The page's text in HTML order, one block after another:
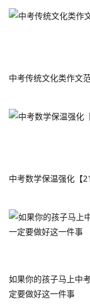
中考传统文化类作文
中考数学保温强化【21
如果你的孩子马上中
定要做好这一件事